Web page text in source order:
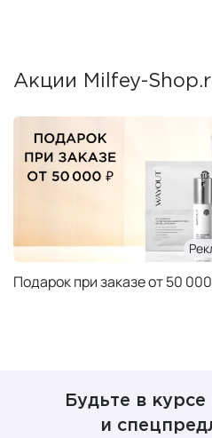
Акции Milfey-
Подарок при заказе от 50
Будьте в
и